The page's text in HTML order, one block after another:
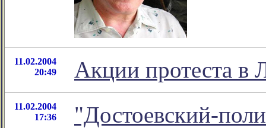
11.02.2004
20:49
Акции протеста в
11.02.2004
17:36
"Достоевский-